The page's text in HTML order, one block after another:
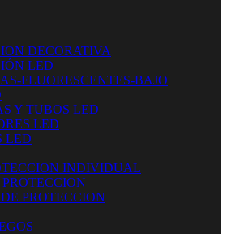
DECORATIVA
LED
FLUORESCENTES-BAJO
Y TUBOS LED
LED
LED
INDIVIDUAL
PROTECCION